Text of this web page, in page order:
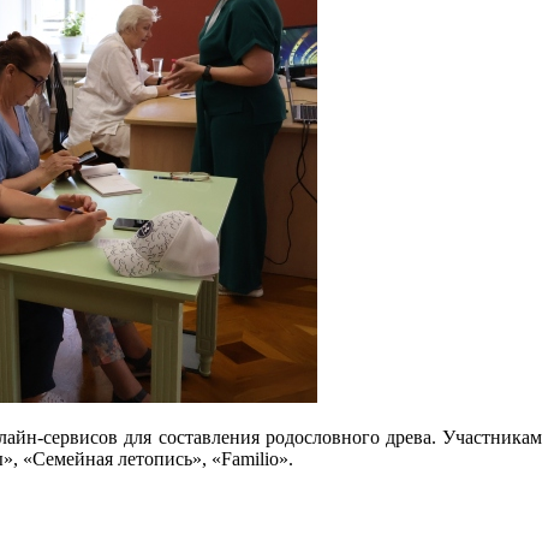
сервисов для составления родословного древа. Участникам
«Семейная летопись», «Familio».